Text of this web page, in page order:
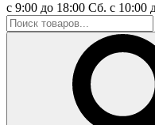
с 9:00 до 18:00 Сб. с 10:00